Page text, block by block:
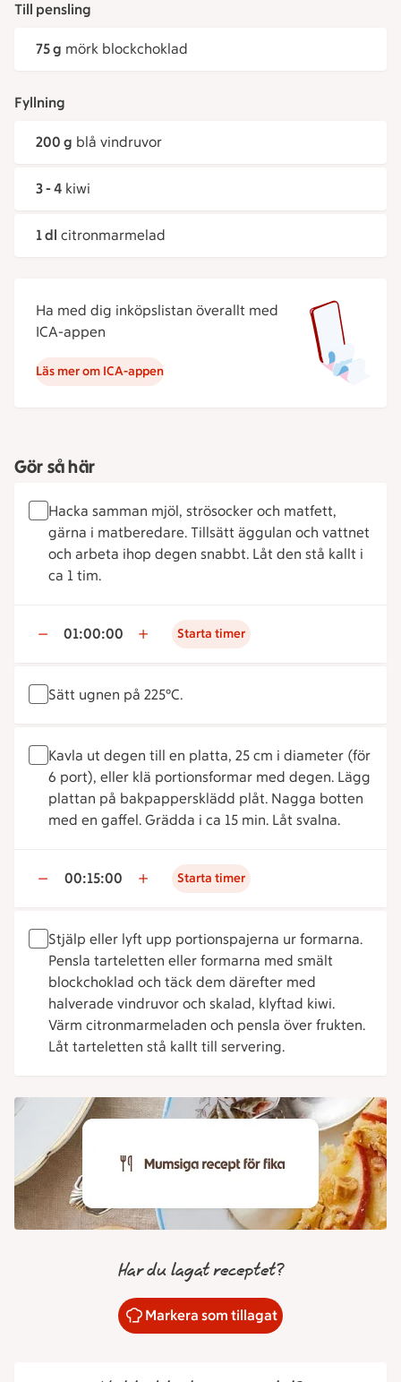
Till pensling
75 g mörk blockchoklad
Fyllning
200 g blå vindruvor
3 - 4 kiwi
1 dl citronmarmelad
Ha med dig inköpslistan överallt med
ICA-appen
Läs mer om ICA-appen
Gör så här
Hacka samman mjöl, strösocker och matfett,
gärna i matberedare. Tillsätt äggulan och vattnet
och arbeta ihop degen snabbt. Låt den stå kallt i
ca 1 tim.
01:00:00 Starta timer
Sätt ugnen på 225°C.
Kavla ut degen till en platta, 25 cm i diameter (för
6 port), eller klä portionsformar med degen. Lägg
plattan på bakpappersklädd plåt. Nagga botten
med en gaffel. Grädda i ca 15 min. Låt svalna.
00:15:00 Starta timer
Stjälp eller lyft upp portionspajerna ur formarna.
Pensla tarteletten eller formarna med smält
blockchoklad och täck dem därefter med
halverade vindruvor och skalad, klyftad kiwi.
Värm citronmarmeladen och pensla över frukten.
Låt tarteletten stå kallt till servering.
Har du lagat receptet?
Markera som tillagat